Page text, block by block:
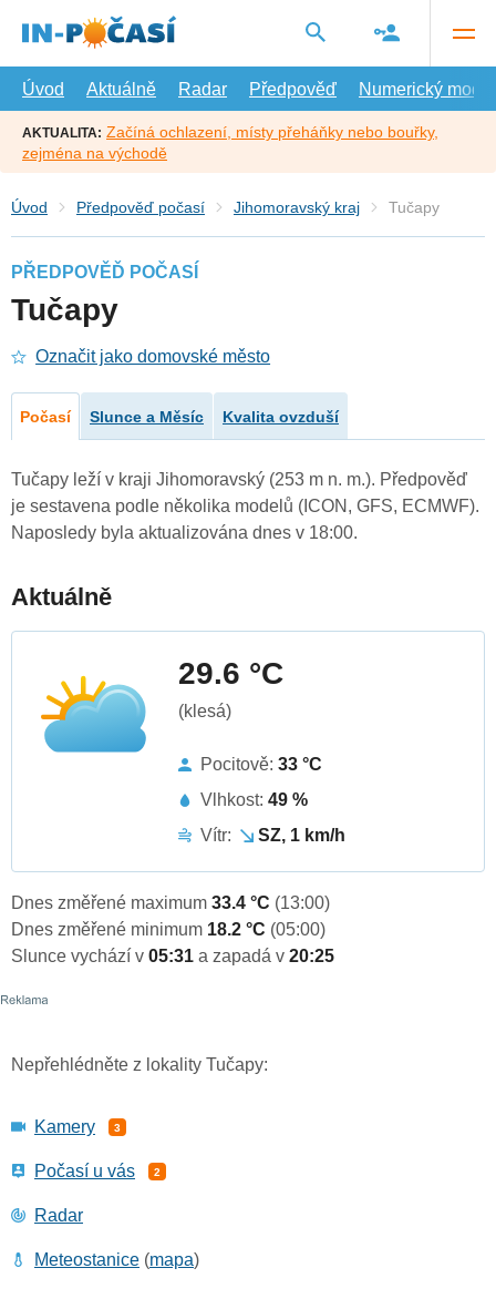
hlavní
Úvod
Aktuálně Radar Předpověď Numerický model
AKTUALITA: Začíná ochlazení, místy přeháňky nebo bouřky,
zejména na východě
Úvod Předpověď počasí Jihomoravský kraj Tučapy
PŘEDPOVĚĎ POČASÍ
Tučapy
Označit jako domovské město
Počasí Slunce a Měsíc Kvalita ovzduší
Tučapy leží v kraji Jihomoravský (253 m n. m.). Předpověď
je sestavena podle několika modelů (ICON, GFS, ECMWF).
Naposledy byla aktualizována dnes v 18:00.
Aktuálně
29.6 °C
(klesá)
Pocitově: 33 °C
Vlhkost: 49 %
Vítr:
SZ, 1 km/h
Dnes změřené maximum 33.4 °C (13:00)
Dnes změřené minimum 18.2 °C (05:00)
Slunce vychází v 05:31 a zapadá v 20:25
Nepřehlédněte z lokality Tučapy:
Kamery 3
Počasí u vás 2
Radar
Meteostanice (mapa)